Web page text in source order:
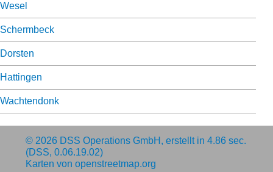
Wesel
Schermbeck
Dorsten
Hattingen
Wachtendonk
© 2026 DSS Operations GmbH , erstellt in 4.86 sec.
(DSS, 0.06.19.02)
Karten von openstreetmap.org